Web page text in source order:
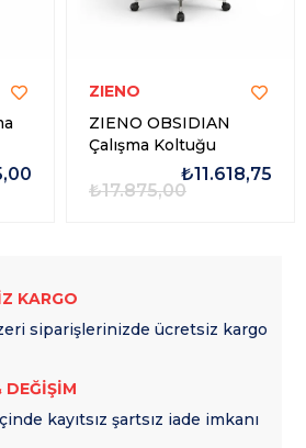
ZIENO
ZIENO OBSIDIAN
Çalışma Koltuğu
₺11.618,75
₺17.875,00
KARGO
siparişlerinizde ücretsiz kargo
DEĞİŞİM
kayıtsız şartsız iade imkanı